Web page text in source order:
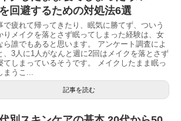
回避するための対処法6選
で疲れて帰ってきたり、眠気に勝てず、ついう
りメイクを落とさず眠ってしまった経験は、女
ら誰でもあると思います。 アンケート調査によ
、3人に1人がなんと週に2回はメイクを落とさず
てしまっているそうです。 メイクしたまま眠っ
まうこ...
記事を読む